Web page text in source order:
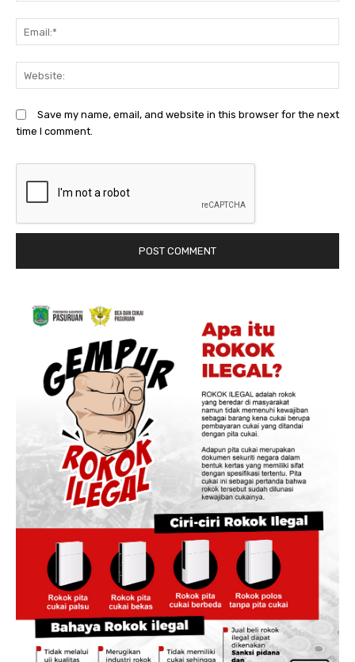
Save my name, email, and website in this browser for the next
time I comment.